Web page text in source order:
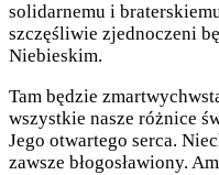
solidarnemu i
szczęśliwie zjednoczeni
Niebieskim.
Tam będzie
wszystkie nasze różnice
Jego otwartego serca.
zawsze błogosławiony.